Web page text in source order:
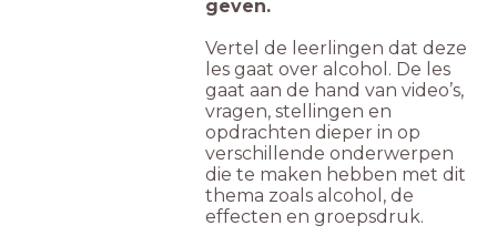
geven.
Vertel de leerlingen dat deze
les gaat over alcohol. De les
gaat aan de hand van video’s,
vragen, stellingen en
opdrachten dieper in op
verschillende onderwerpen
die te maken hebben met dit
thema zoals alcohol, de
effecten en groepsdruk.